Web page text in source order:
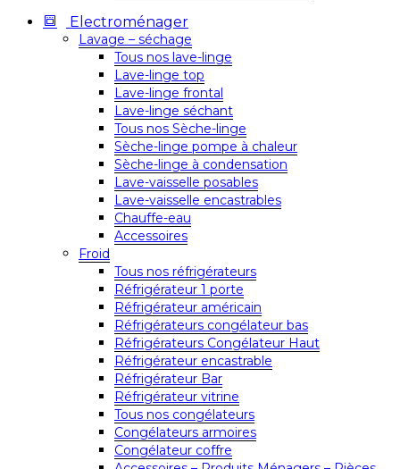
Electroménager
Lavage – séchage
Tous nos lave-linge
Lave-linge top
Lave-linge frontal
Lave-linge séchant
Tous nos Sèche-linge
Sèche-linge pompe à chaleur
Sèche-linge à condensation
Lave-vaisselle posables
Lave-vaisselle encastrables
Chauffe-eau
Accessoires
Froid
Tous nos réfrigérateurs
Réfrigérateur 1 porte
Réfrigérateur américain
Réfrigérateurs congélateur bas
Réfrigérateurs Congélateur Haut
Réfrigérateur encastrable
Réfrigérateur Bar
Réfrigérateur vitrine
Tous nos congélateurs
Congélateurs armoires
Congélateur coffre